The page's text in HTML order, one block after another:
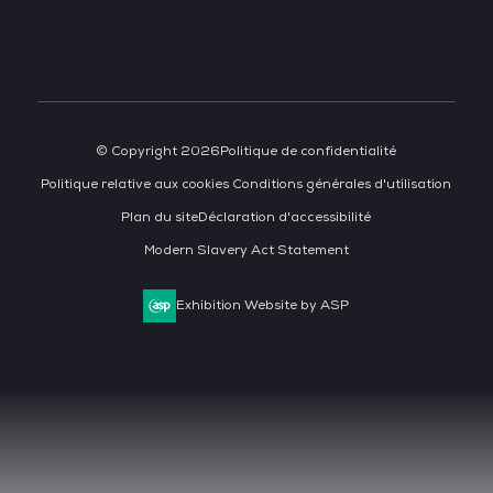
© Copyright 2026Politique de confidentialité
Politique relative aux cookies Conditions générales d'utilisation
Plan du siteDéclaration d'accessibilité
Modern Slavery Act Statement
Exhibition Website by ASP